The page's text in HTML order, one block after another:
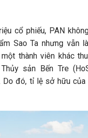
cổ phiếu, PAN
Sao Ta nhưng vẫn
thành viên khác
sản Bến Tre
Do đó, tỉ lệ sở hữu của